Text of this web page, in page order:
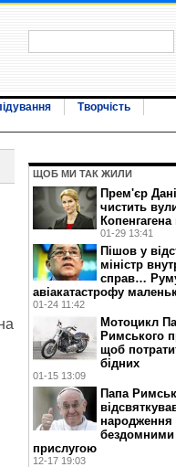
Творчість
ЩОБ МИ ТАК ЖИЛИ
Прем'єр
чистить
Копенгагена
01-29 13:41
Пішов у
міністр
справ…
авіакатастрофу
01-24 11:42
Мотоцикл
Римського
щоб
бідних
01-15 13:09
Папа
народження
бездомними
прислугою
12-17 19:03